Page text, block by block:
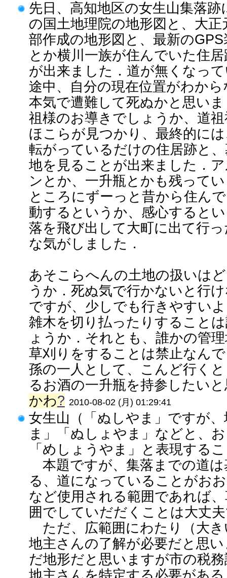
先日、高知地区の女生山集落
の国土地理院の地形図と、大
部作成の地形図と、最新の
とか横川一族が住んでいた住
が出来ました．道が無くなっ
途中、自分の現在位置がわか
本気で遭難して死ぬかと思い
祖様のお導きでしょうか、道
ほこらが見つかり、最終的に
転がっているだけの住居跡と
地を見ることが出来ました．
ンとか、一升瓶とかも残って
ところにずーっと昔から住ん
動するというか、感心すると
落を飛び出して大町に出て行
な気がしました．
あそこらへんの土地の扱いは
うか．死ぬ気で行かないと行
ですが、少しでも行きやすい
雑木を切り払ったりすること
ょうか．それとも、誰かの管
草刈りをすることは禁止なん
孫の一人として、こんど行く
るお酒の一升瓶を持参したい
かわ? 2010-08-02 (月) 01:29:41
女生山（「ぬしやま」ですが
ま」「ぬしょやま」などと、
「めしょうやま」と表現する
本題ですが、集落までの道
る、道になっていることがお
など使用される範囲であれば
囲でしていだだくことは大丈
ただ、広範囲にわたり（大
地主さんの了解が必要だと思
だ地形だと思いますが市の税